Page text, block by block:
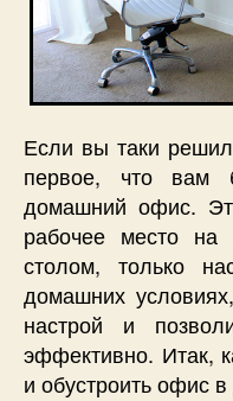
Если вы таки
первое, что вам
домашний офис.
рабочее место
столом, только
домашних
настрой и
эффективно. Итак,
и обустроить офис